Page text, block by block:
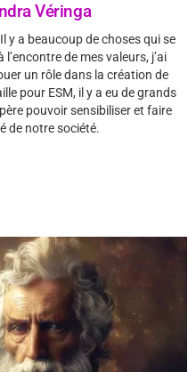
Véringa
y a beaucoup de choses qui se
de mes valeurs, j’ai
un rôle dans la création de
pour ESM, il y a eu de grands
pouvoir sensibiliser et faire
de notre société.